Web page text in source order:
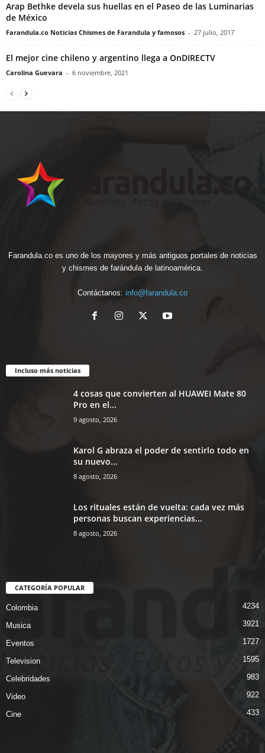
Arap Bethke devela sus huellas en el Paseo de las Luminarias
de México
Farandula.co Noticias Chismes de Farandula y famosos - 27 julio, 2017
El mejor cine chileno y argentino llega a OnDIRECTV
Carolina Guevara - 6 noviembre, 2021
Farandula.co es uno de los mayores y más antiguos portales de noticias
y chismes de farándula de latinoamérica.
Contáctanos: info@farandula.co
Incluso más noticias
4 cosas que convierten al HUAWEI Mate 80
Pro en el...
9 agosto, 2026
Karol G abraza el poder de sentirlo todo en
su nuevo...
8 agosto, 2026
Los rituales están de vuelta: cada vez más
personas buscan experiencias...
8 agosto, 2026
CATEGORÍA POPULAR
Colombia 4234
Musica 3921
Eventos 1727
Television 1595
Celebridades 983
Video 922
Cine 433